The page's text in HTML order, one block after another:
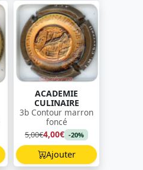
ACADEMIE
CULINAIRE
3b Contour marron
foncé
5,00€4,00€ -20%
Ajouter